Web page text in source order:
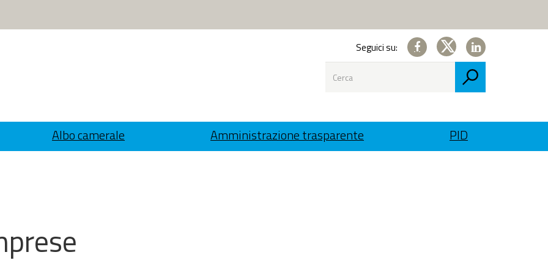
Seguici su:
Seguici
Seguici
suCerca
Albo camerale Amministrazione trasparente PID